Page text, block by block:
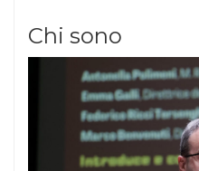
Chi sono